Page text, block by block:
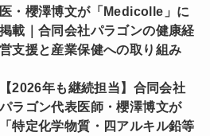
医・櫻澤博文が「Medicolle」に
掲載｜合同会社パラゴンの健康経
営支援と産業保健への取り組み
【2026年も継続担当】合同会社
ラゴン代表医師・櫻澤博文が
「特定化学物質・四アルキル鉛等